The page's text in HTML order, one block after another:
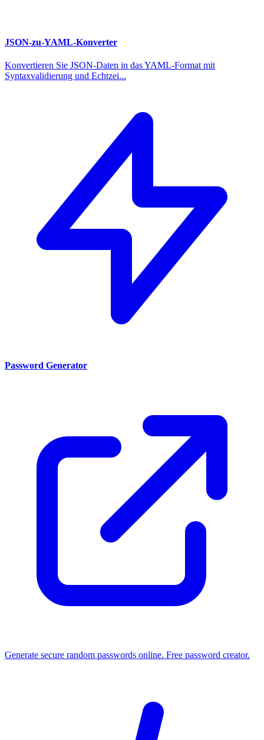
JSON-zu-YAML-Konverter
Konvertieren Sie JSON-Daten in das YAML-Format mit
Syntaxvalidierung und Echtzei...
Password Generator
Generate secure random passwords online. Free password creator.